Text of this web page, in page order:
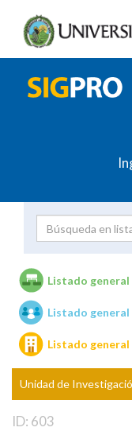
Unidades
Listado
Listado
Listado
Unidad de
ID: 603